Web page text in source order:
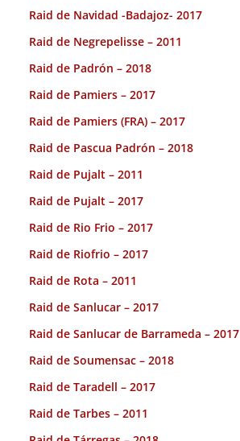
Raid de Navidad -Badajoz- 2017
Raid de Negrepelisse – 2011
Raid de Padrón – 2018
Raid de Pamiers – 2017
Raid de Pamiers (FRA) – 2017
Raid de Pascua Padrón – 2018
Raid de Pujalt – 2011
Raid de Pujalt – 2017
Raid de Rio Frio – 2017
Raid de Riofrio – 2017
Raid de Rota – 2011
Raid de Sanlucar – 2017
Raid de Sanlucar de Barrameda – 2017
Raid de Soumensac – 2018
Raid de Taradell – 2017
Raid de Tarbes – 2011